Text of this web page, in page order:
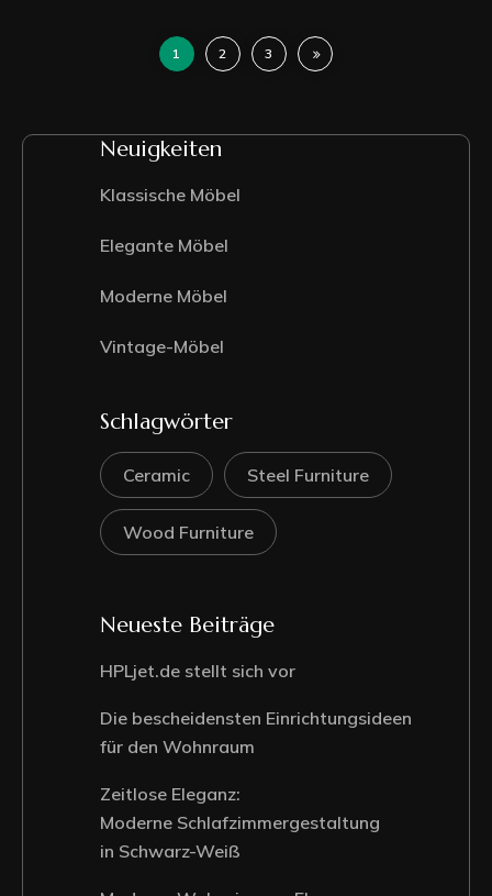
1 2 3
Neuigkeiten
Klassische Möbel
Elegante Möbel
Moderne Möbel
Vintage-Möbel
Schlagwörter
Ceramic Steel Furniture
Wood Furniture
Neueste Beiträge
HPLjet.de stellt sich vor
Die bescheidensten Einrichtungsideen
für den Wohnraum
Zeitlose Eleganz:
Moderne Schlafzimmergestaltung
in Schwarz-Weiß